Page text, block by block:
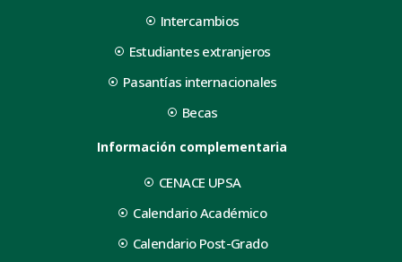
Intercambios
Estudiantes extranjeros
Pasantías internacionales
Becas
Información complementaria
CENACE UPSA
Calendario Académico
Calendario Post-Grado